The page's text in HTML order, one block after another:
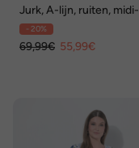
Jurk, A-lijn, ruiten, midi-
lengte, zoomvolant,
knoopsluiting
- 20%
69,99€ 55,99€